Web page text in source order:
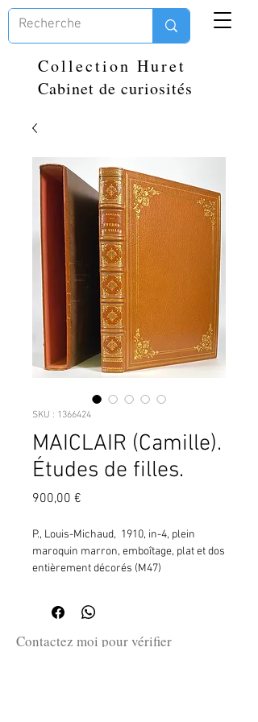
Collection Huret
Cabinet de curiosités
SKU : 1366424
MAICLAIR (Camille).
Études de filles.
900,00 €
P., Louis-Michaud,  1910, in-4, plein
maroquin marron, emboîtage, plat et dos
entièrement décorés (M47)
Contactez moi pour vérifier